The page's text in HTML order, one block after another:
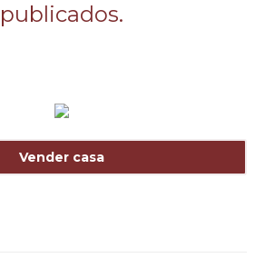
publicados.
Vender casa